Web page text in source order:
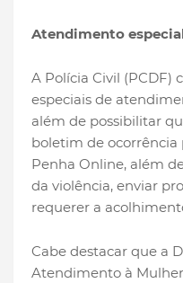
Atendimento
A Polícia Civil (PCDF)
especiais de
além de possibilitar
boletim de ocorrência
Penha Online, além
da violência, enviar
requerer a
Cabe destacar que a
Atendimento à